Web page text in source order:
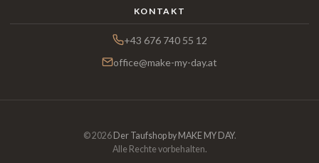
KONTAKT
+43 676 740 55 12
office@make-my-day.at
© 2026 Der Taufshop by MAKE MY DAY.
Alle Rechte vorbehalten.